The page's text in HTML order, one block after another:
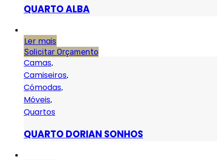
QUARTO ALBA
Ler mais
Solicitar Orçamento
Camas,
Camiseiros,
Cómodas,
Móveis,
Quartos
QUARTO DORIAN SONHOS